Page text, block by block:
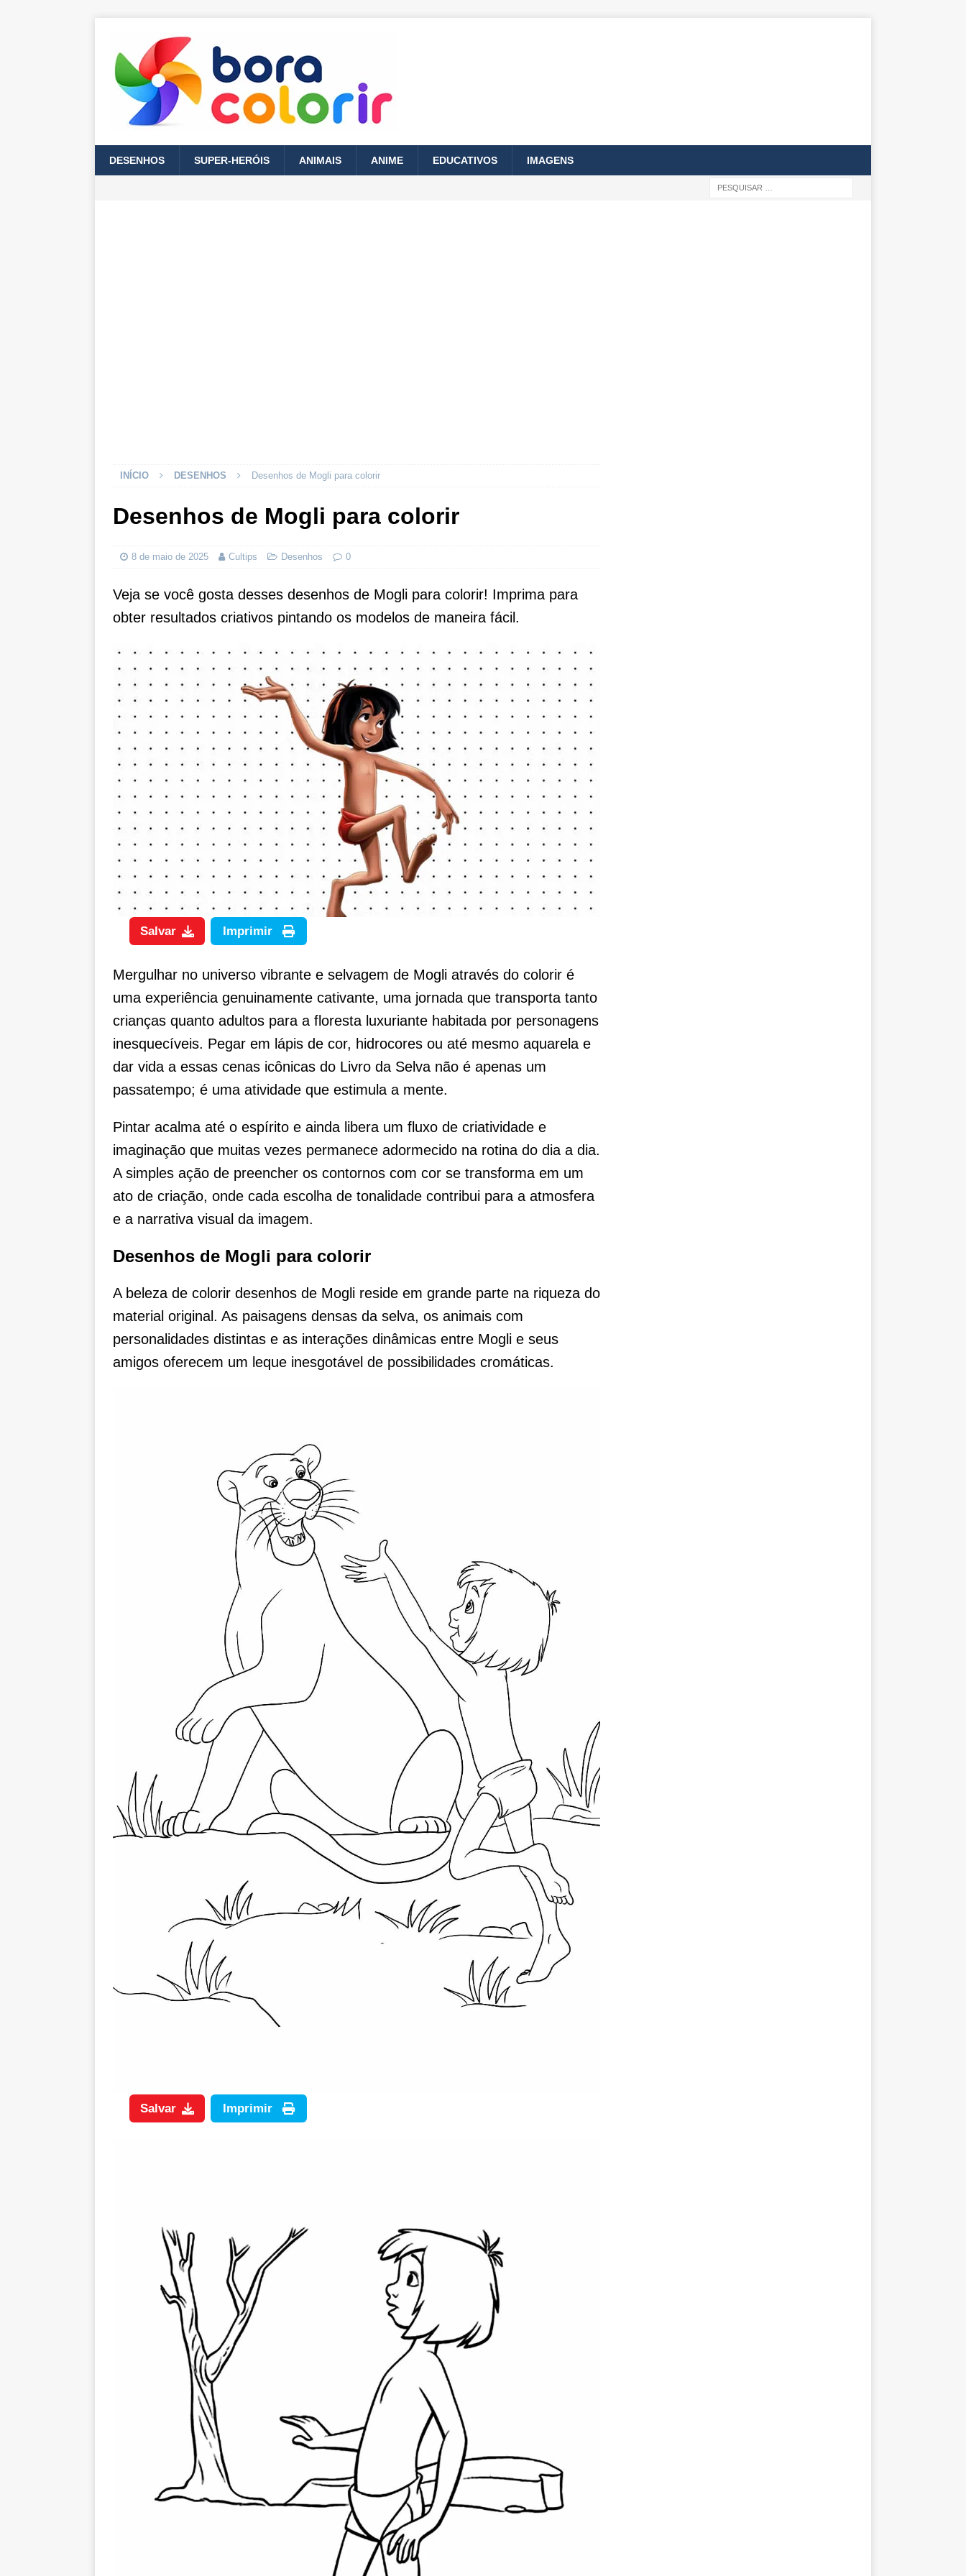
DESENHOS SUPER-HERÓIS ANIMAIS ANIME EDUCATIVOS IMAGENS
INÍCIO DESENHOS Desenhos de Mogli para colorir
Desenhos de Mogli para colorir
8 de maio de 2025 Cultips Desenhos 0
Veja se você gosta desses desenhos de Mogli para colorir! Imprima para
obter resultados criativos pintando os modelos de maneira fácil.
Salvar Imprimir
Mergulhar no universo vibrante e selvagem de Mogli através do colorir é
uma experiência genuinamente cativante, uma jornada que transporta tanto
crianças quanto adultos para a floresta luxuriante habitada por personagens
inesquecíveis. Pegar em lápis de cor, hidrocores ou até mesmo aquarela e
dar vida a essas cenas icônicas do Livro da Selva não é apenas um
passatempo; é uma atividade que estimula a mente.
Pintar acalma até o espírito e ainda libera um fluxo de criatividade e
imaginação que muitas vezes permanece adormecido na rotina do dia a dia.
A simples ação de preencher os contornos com cor se transforma em um
ato de criação, onde cada escolha de tonalidade contribui para a atmosfera
e a narrativa visual da imagem.
Desenhos de Mogli para colorir
A beleza de colorir desenhos de Mogli reside em grande parte na riqueza do
material original. As paisagens densas da selva, os animais com
personalidades distintas e as interações dinâmicas entre Mogli e seus
amigos oferecem um leque inesgotável de possibilidades cromáticas.
Salvar Imprimir